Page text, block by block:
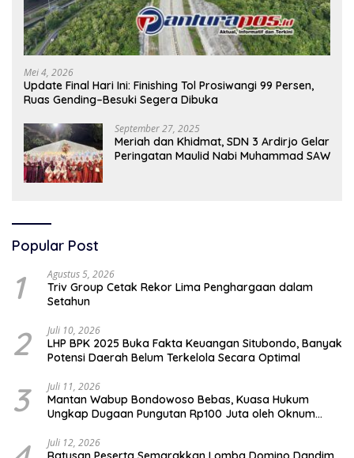
Mei 4, 2026
Update Final Hari Ini: Finishing Tol Prosiwangi 99 Persen,
Ruas Gending–Besuki Segera Dibuka
September 27, 2025
Meriah dan Khidmat, SDN 3 Ardirjo Gelar
Peringatan Maulid Nabi Muhammad SAW
Popular Post
1 Agustus 5, 2026
Triv Group Cetak Rekor Lima Penghargaan dalam
Setahun
2 Juli 10, 2026
LHP BPK 2025 Buka Fakta Keuangan Situbondo, Banyak
Potensi Daerah Belum Terkelola Secara Optimal
3 Juli 11, 2026
Mantan Wabup Bondowoso Bebas, Kuasa Hukum
Ungkap Dugaan Pungutan Rp100 Juta oleh Oknum
Juli 12, 2026